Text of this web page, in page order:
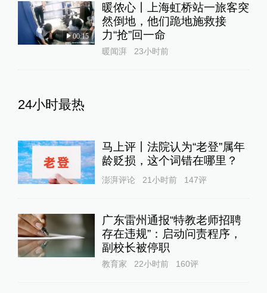
00:15
暖侬心丨上海虹桥站一旅客突
然倒地，他们跪地施救接
力“抢”回一命
暖闻湃 23小时前
24小时最热
马上评丨法院认为“老登”属年
龄贬损，这个词错在哪里？
澎湃评论 21小时前 147评
广东雷州通报“特教老师招聘
存在违规”：启动问责程序，
副校长被停职
教育家 22小时前 160评